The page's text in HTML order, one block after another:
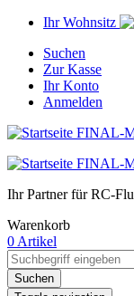
Ihr Wohnsitz
Suchen
Zur Kasse
Ihr Konto
Anmelden
Ihr Partner für RC-
Warenkorb
0 Artikel
Suchen